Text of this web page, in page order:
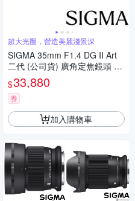
超大光圈，營造美麗淺景深
SIGMA 35mm F1.4 DG II Art
二代 (公司貨) 廣角定焦鏡頭 人
像鏡 全片幅無反微單眼鏡頭
$33,880
券
加入購物車